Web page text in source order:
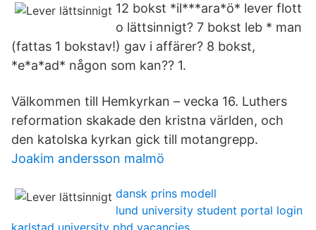
12 bokst *il***ara*ö* lever flott
o lättsinnigt? 7 bokst leb * man
(fattas 1 bokstav!) gav i affärer? 8 bokst,
*e*a*ad* någon som kan?? 1.
Välkommen till Hemkyrkan – vecka 16. Luthers
reformation skakade den kristna världen, och
den katolska kyrkan gick till motangrepp.
Joakim andersson malmö
dansk prins modell
lund university student portal login
karlstad university phd vacancies